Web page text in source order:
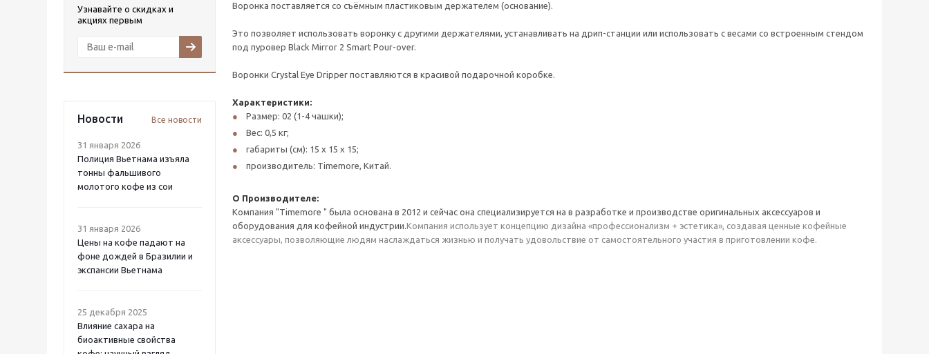
Узнавайте о скидках и
акциях первым
Новости Все новости
31 января 2026
Полиция Вьетнама изъяла
тонны фальшивого
молотого кофе из сои
31 января 2026
Цены на кофе падают на
фоне дождей в Бразилии и
экспансии Вьетнама
25 декабря 2025
Влияние сахара на
биоактивные свойства
Воронка поставляется со съёмным пластиковым держателем (основание).
Это позволяет использовать воронку с другими держателями, устанавливать на дрип-станции или использовать с весами со встроенным стендом
под пуровер Black Mirror 2 Smart Pour-over.
Воронки Crystal Eye Dripper поставляются в красивой подарочной коробке.
Характеристики:
Размер: 02 (1-4 чашки);
Вес: 0,5 кг;
габариты (см): 15 х 15 х 15;
производитель: Timemore, Китай.
О Производителе:
Компания "Timemore " была основана в 2012 и сейчас она специализируется на в разработке и производстве оригинальных аксессуаров и
оборудования для кофейной индустрии.Компания использует концепцию дизайна «профессионализм + эстетика», создавая ценные кофейные
аксессуары, позволяющие людям наслаждаться жизнью и получать удовольствие от самостоятельного участия в приготовлении кофе.